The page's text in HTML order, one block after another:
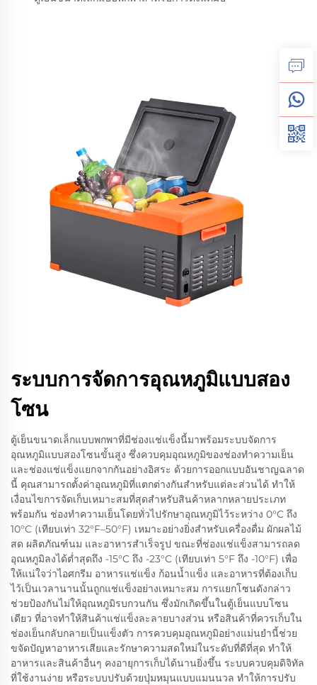
ระบบการจัดการอุณหภูมิแบบสอง
โซน
ตู้เย็นขนาดเล็กแบบพกพาที่มีช่องแช่แข็งนี้มาพร้อมระบบจัดการ
อุณหภูมิแบบสองโซนขั้นสูง ซึ่งควบคุมอุณหภูมิของช่องทำความเย็น
และช่องแช่แข็งแยกจากกันอย่างอิสระ ด้วยการออกแบบอันชาญฉลาด
นี้ คุณสามารถตั้งค่าอุณหภูมิที่แตกต่างกันสำหรับแต่ละส่วนได้ ทำให้
เงื่อนไขการจัดเก็บเหมาะสมที่สุดสำหรับสินค้าหลากหลายประเภท
พร้อมกัน ช่องทำความเย็นโดยทั่วไปรักษาอุณหภูมิไว้ระหว่าง 0°C ถึง
10°C (เทียบเท่า 32°F–50°F) เหมาะอย่างยิ่งสำหรับเครื่องดื่ม ผักผลไม้
สด ผลิตภัณฑ์นม และอาหารสำเร็จรูป ขณะที่ช่องแช่แข็งสามารถลด
อุณหภูมิลงได้ต่ำสุดถึง -15°C ถึง -23°C (เทียบเท่า 5°F ถึง -10°F) เพื่อ
ให้แน่ใจว่าไอศกรีม อาหารแช่แข็ง ก้อนน้ำแข็ง และอาหารที่ต้องเก็บ
ไว้เป็นเวลานานนั้นถูกแช่แข็งอย่างเหมาะสม การแยกโซนดังกล่าว
ช่วยป้องกันไม่ให้อุณหภูมิรบกวนกัน ซึ่งมักเกิดขึ้นในตู้เย็นแบบโซน
เดียว ที่อาจทำให้สินค้าแช่แข็งละลายบางส่วน หรือสินค้าที่ควรเก็บใน
ช่องเย็นกลับกลายเป็นแข็งตัว การควบคุมอุณหภูมิอย่างแม่นยำนี้ช่วย
ขจัดปัญหาอาหารเสียและรักษาความสดใหม่ในระดับที่ดีที่สุด ทำให้
อาหารและสินค้าอื่นๆ คงอายุการเก็บได้นานยิ่งขึ้น ระบบควบคุมดิจิทัล
ที่ใช้งานง่าย หรือระบบปรับด้วยปุ่มหมุนแบบแมนนวล ทำให้การปรับ